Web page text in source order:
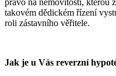
takovém dědickém řízení
roli zástavního věřitele.
Jak je u Vás reverzní